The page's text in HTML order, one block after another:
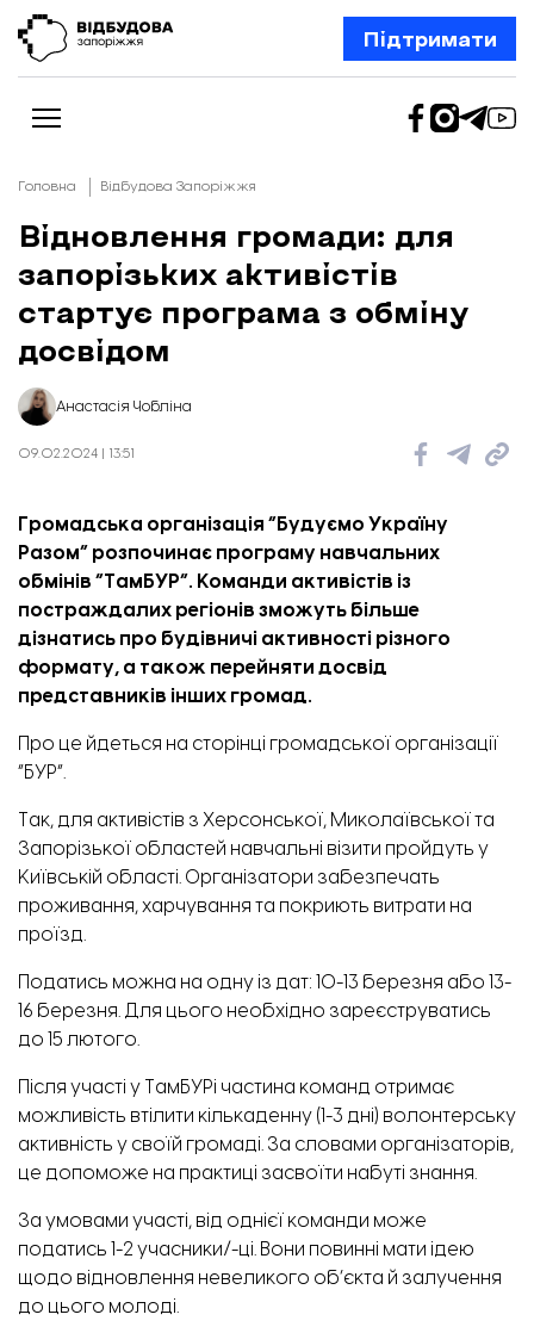
Підтримати
Новини
Відбудова Запоріжжя
Ексклюзив
Бізнес
Шлях додому
Колонки
Про нас
Редакційна політика
Головна Відбудова Запоріжжя
Відновлення громади: для
запорізьких активістів
стартує програма з обміну
досвідом
Анастасія Чобліна
09.02.2024 | 13:51
Громадська організація “Будуємо Україну
Разом” розпочинає програму навчальних
обмінів “ТамБУР”. Команди активістів із
постраждалих регіонів зможуть більше
дізнатись про будівничі активності різного
формату, а також перейняти досвід
представників інших громад.
Про це йдеться на сторінці громадської організації
“БУР”.
Так, для активістів з Херсонської, Миколаївської та
Запорізької областей навчальні візити пройдуть у
Київській області. Організатори забезпечать
проживання, харчування та покриють витрати на
проїзд.
Податись можна на одну із дат: 10-13 березня або 13-
16 березня. Для цього необхідно зареєструватись
до 15 лютого.
Після участі у ТамБУРі частина команд отримає
можливість втілити кількаденну (1-3 дні) волонтерську
активність у своїй громаді. За словами організаторів,
це допоможе на практиці засвоїти набуті знання.
За умовами участі, від однієї команди може
податись 1-2 учасники/-ці. Вони повинні мати ідею
щодо відновлення невеликого об’єкта й залучення
до цього молоді.